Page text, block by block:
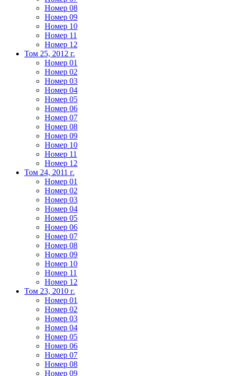
Номер 08
Номер 09
Номер 10
Номер 11
Номер 12
Том 25, 2012 г.
Номер 01
Номер 02
Номер 03
Номер 04
Номер 05
Номер 06
Номер 07
Номер 08
Номер 09
Номер 10
Номер 11
Номер 12
Том 24, 2011 г.
Номер 01
Номер 02
Номер 03
Номер 04
Номер 05
Номер 06
Номер 07
Номер 08
Номер 09
Номер 10
Номер 11
Номер 12
Том 23, 2010 г.
Номер 01
Номер 02
Номер 03
Номер 04
Номер 05
Номер 06
Номер 07
Номер 08
Номер 09